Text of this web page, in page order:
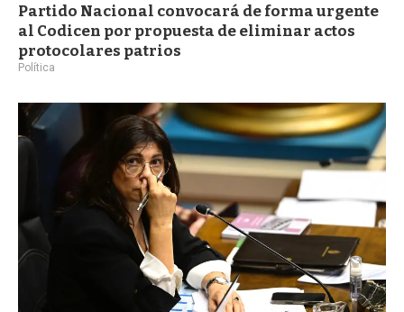
Partido Nacional convocará de forma urgente
al Codicen por propuesta de eliminar actos
protocolares patrios
Política